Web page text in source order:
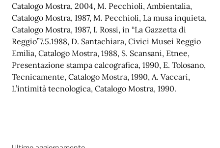
Catalogo Mostra, 2004, M. Pecchioli, Ambientalia,
Catalogo Mostra, 1987, M. Pecchioli, La musa inquieta,
Catalogo Mostra, 1987, I. Rossi, in “La Gazzetta di
Reggio”7.5.1988, D. Santachiara, Civici Musei Reggio
Emilia, Catalogo Mostra, 1988, S. Scansani, Etnee,
Presentazione stampa calcografica, 1990, E. Tolosano,
Tecnicamente, Catalogo Mostra, 1990, A. Vaccari,
L’intimità tecnologica, Catalogo Mostra, 1990.